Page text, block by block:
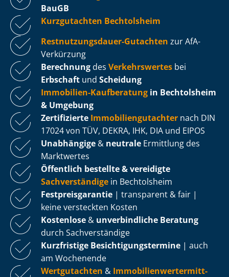
BauGB
Kurzgutachten Bechtolsheim
Rest­nut­zungs­dau­er-Gutachten zur AfA-
Verkürzung
Berechnung des Verkehrswertes bei
Erbschaft und Scheidung
Immobilien-Kaufberatung in Bechtolsheim
& Umgebung
Zertifizierte Im­mo­bi­li­en­gut­ach­ter nach DIN
17024 von TÜV, DEKRA, IHK, DIA und EIPOS
Unabhängige & neutrale Ermittlung des
Marktwertes
Öffentlich bestellte & vereidigte
Sachverständige in Bechtolsheim
Fest­preis­ga­ran­tie | transparent & fair |
keine versteckten Kosten
Kostenlose & unverbindliche Beratung
durch Sachverständige
Kurzfristige Be­sich­ti­gungs­ter­mi­ne | auch
am Wochenende
Wertgutachten & Im­mo­bi­li­en­wert­ermitt­